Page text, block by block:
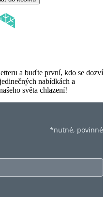
a buďte první, kdo se dozví
nabídkách a
světa chlazení!
*nutné, povinné